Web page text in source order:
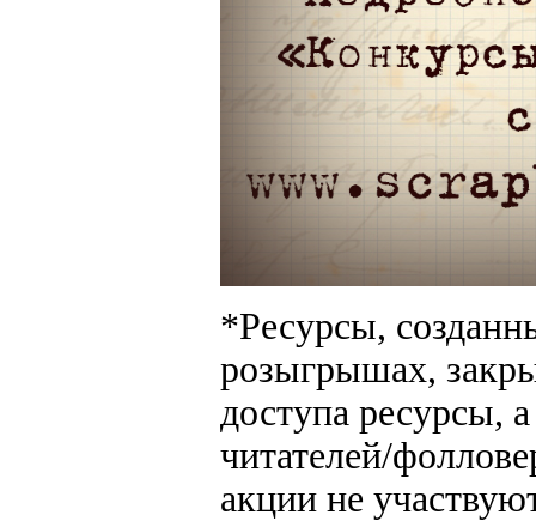
*Ресурсы,
розыгрышах,
доступа ресурсы,
читателей/
акции не